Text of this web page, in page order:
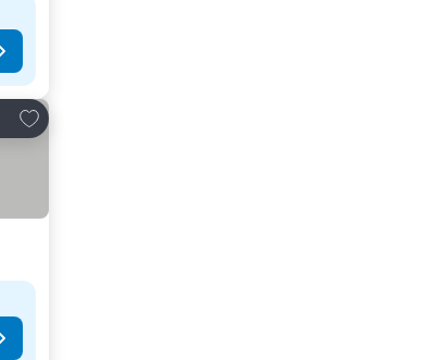
Lisää suosikkeihin